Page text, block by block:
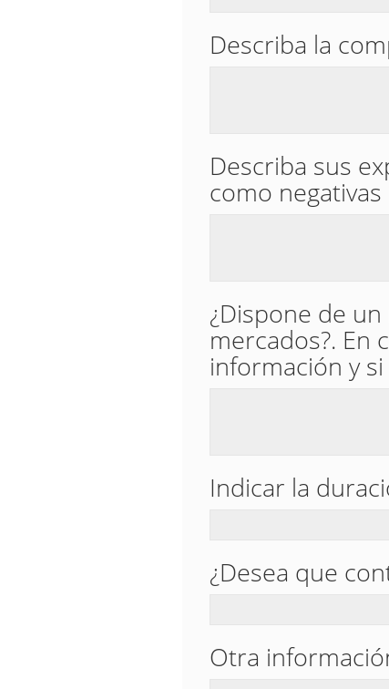
Describa la
Describa sus
como negativas
¿Dispone de
mercados?. En
información y
Indicar la
¿Desea que
Otra